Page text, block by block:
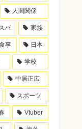
人間関係
バ 家族
事 日本
学校
中居正広
スポーツ
Vtuber